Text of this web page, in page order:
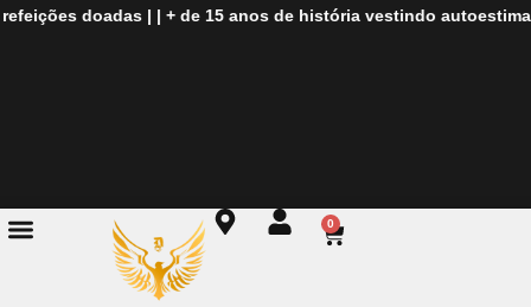
doadas | | + de15 anos de históriavestindo autoestima|
0